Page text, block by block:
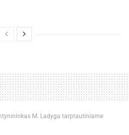
M. Ladyga tarptautiniame